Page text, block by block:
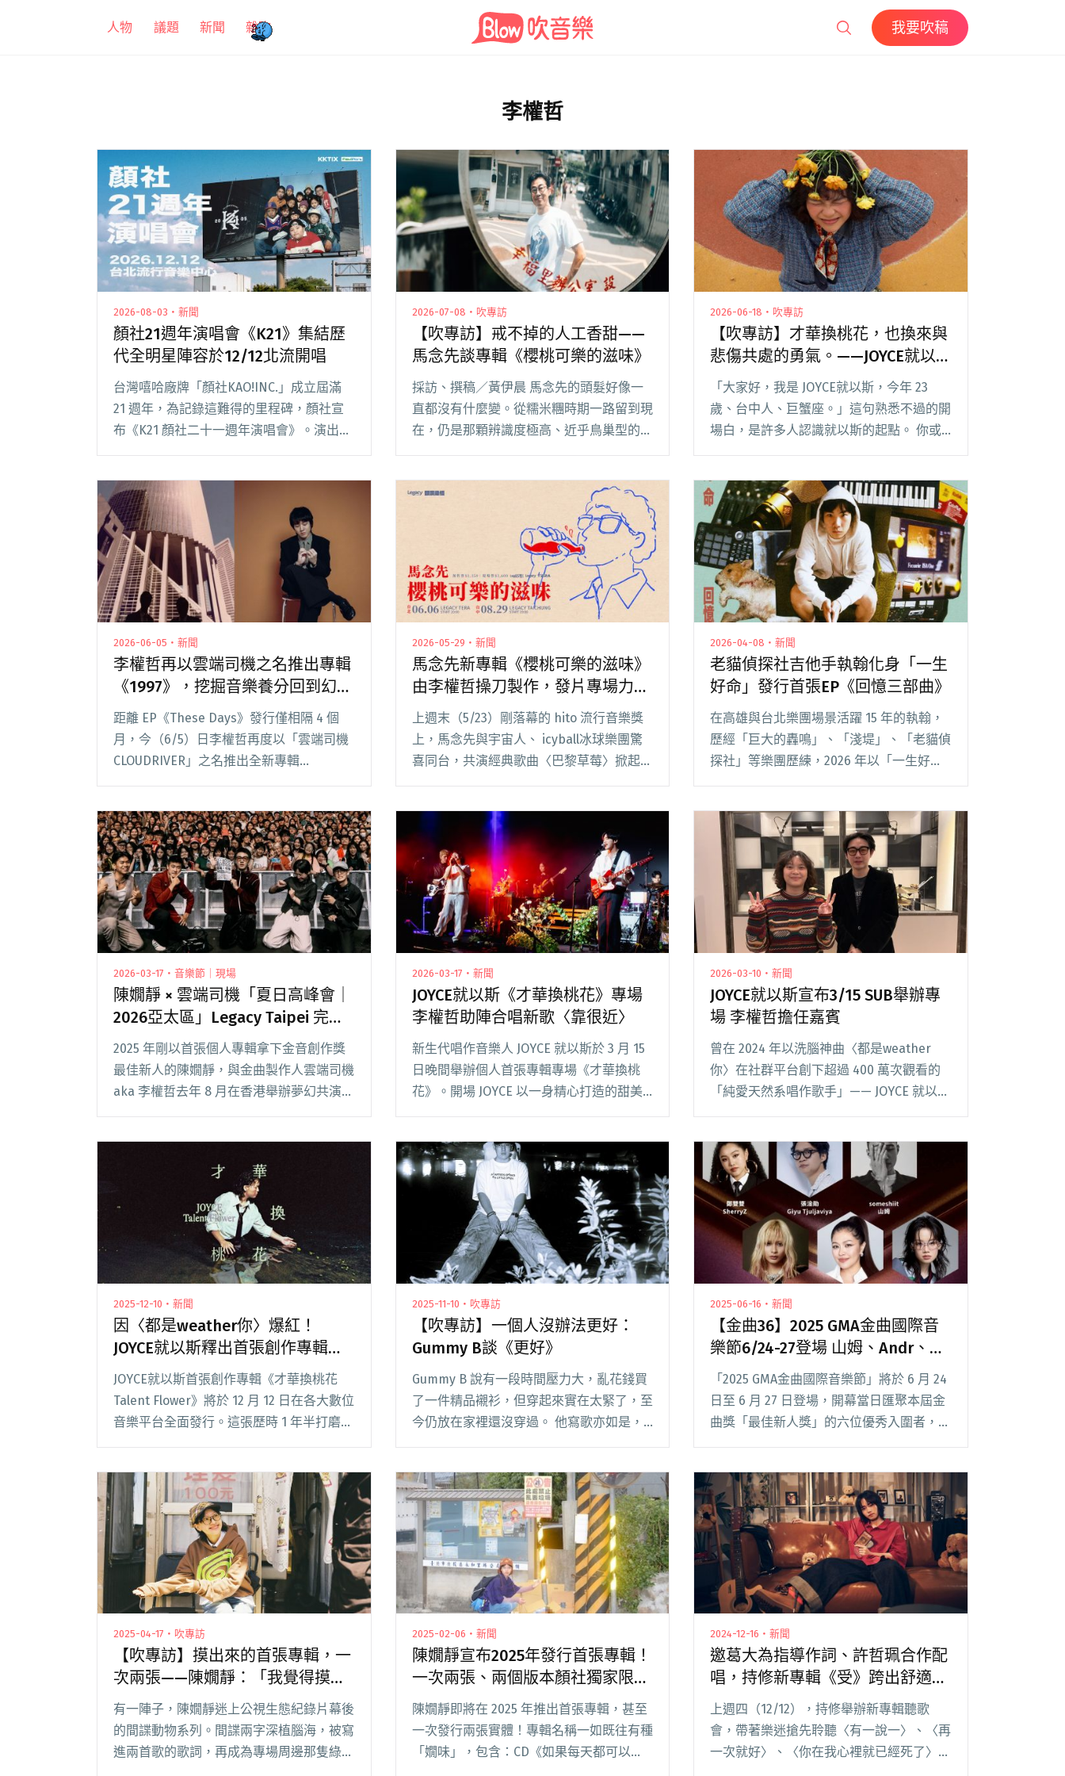
人物 議題 新聞 雜吹 我要吹稿
李權哲
2026-08-03・新聞
顏社21週年演唱會《K21》集結歷
代全明星陣容於12/12北流開唱
台灣嘻哈廠牌「顏社KAO!INC.」成立屆滿
21 週年，為記錄這難得的里程碑，顏社宣
布《K21 顏社二十一週年演唱會》。演出將
於 2026/12/12 (六）登上台北流行音樂中
黃金陣容，顏社歷代成員都閱讀全文 "顏社
21週年演唱會《K21》集結歷代全明星陣容
於12/12北流開唱"
2026-07-08・吹專訪
【吹專訪】戒不掉的人工香甜——
馬念先談專輯《櫻桃可樂的滋味》
採訪、撰稿／黃伊晨 馬念先的頭髮好像一
直都沒有什麼變。從糯米糰時期一路留到現
在，仍是那顆辨識度極高、近乎鳥巢型的捲
髮。這顆「鳥巢頭」幾乎可以代表馬念先的
慢慢留了下來。 他描述許多創作決定時，
也常常是這樣閱讀全文 "【吹專訪】戒不掉
的人工香甜——馬念先談專輯《櫻桃可樂的
2026-06-18・吹專訪
【吹專訪】才華換桃花，也換來與
悲傷共處的勇氣。——JOYCE就以
斯談首張專輯《才華換桃花》
「大家好，我是 JOYCE就以斯，今年 23
歲、台中人、巨蟹座。」這句熟悉不過的開
場白，是許多人認識就以斯的起點。 你或
許看過她獨旅歐洲的「我又被偷了」，被三
笑；又或者透過〈都是 Weather 你〉輕閱
讀全文 "【吹專訪】才華換桃花，也換來與
悲傷共處的勇氣。——JOYCE就以斯談首張
專輯《才華換桃花》"
2026-06-05・新聞
李權哲再以雲端司機之名推出專輯
《1997》，挖掘音樂養分回到幻想
年代
距離 EP《These Days》發行僅相隔 4 個
月，今（6/5）日李權哲再度以「雲端司機
CLOUDRIVER」之名推出全新專輯
共同製作人。 專輯名稱《19閱讀全文 "李權
哲再以雲端司機之名推出專輯《1997》，
挖掘音樂養分回到幻想年代"
2026-05-29・新聞
馬念先新專輯《櫻桃可樂的滋味》
由李權哲操刀製作，發片專場力邀
陳嫺靜擔任嘉賓
上週末（5/23）剛落幕的 hito 流行音樂獎
上，馬念先與宇宙人、 icyball冰球樂團驚
喜同台，共演經典歌曲〈巴黎草莓〉掀起熱
味》正式宣布於 6/6 全面數位上閱讀全文
"馬念先新專輯《櫻桃可樂的滋味》由李權
哲操刀製作，發片專場力邀陳嫺靜擔任嘉
賓"
2026-04-08・新聞
老貓偵探社吉他手執翰化身「一生
好命」發行首張EP《回憶三部曲》
在高雄與台北樂團場景活躍 15 年的執翰，
歷經「巨大的轟鳴」、「淺堤」、「老貓偵
探社」等樂團歷練，2026 年以「一生好
曲〈很久以後〉MV。不同於巨大轟鳴的狂
野閱讀全文 "老貓偵探社吉他手執翰化身
「一生好命」發行首張EP《回憶三部曲》"
2026-03-17・音樂節｜現場
陳嫺靜 × 雲端司機「夏日高峰會｜
2026亞太區」Legacy Taipei 完售
再加場
2025 年剛以首張個人專輯拿下金音創作獎
最佳新人的陳嫺靜，與金曲製作人雲端司機
aka 李權哲去年 8 月在香港舉辦夢幻共演
「夏日高峰會｜2026亞太區」Legacy
Taipei 完售再加場"
2026-03-17・新聞
JOYCE就以斯《才華換桃花》專場
李權哲助陣合唱新歌〈靠很近〉
新生代唱作音樂人 JOYCE 就以斯於 3 月 15
日晚間舉辦個人首張專輯專場《才華換桃
花》。開場 JOYCE 以一身精心打造的甜美
隨即響起，她以穩健的台風與極具閱讀全文
"JOYCE就以斯《才華換桃花》專場 李權哲
助陣合唱新歌〈靠很近〉"
2026-03-10・新聞
JOYCE就以斯宣布3/15 SUB舉辦專
場 李權哲擔任嘉賓
曾在 2024 年以洗腦神曲〈都是weather
你〉在社群平台創下超過 400 萬次觀看的
「純愛天然系唱作歌手」—— JOYCE 就以
閱讀全文 "JOYCE就以斯宣布3/15 SUB舉辦
專場 李權哲擔任嘉賓"
2025-12-10・新聞
因〈都是weather你〉爆紅！
JOYCE就以斯釋出首張創作專輯
《才華換桃花》
JOYCE就以斯首張創作專輯《才華換桃花
Talent Flower》將於 12 月 12 日在各大數位
音樂平台全面發行。這張歷時 1 年半打磨的
同時期與父親道別，閱讀全文 "因〈都是
weather你〉爆紅！JOYCE就以斯釋出首張
創作專輯《才華換桃花》"
2025-11-10・吹專訪
【吹專訪】一個人沒辦法更好：
Gummy B談《更好》
Gummy B 說有一段時間壓力大，亂花錢買
了一件精品襯衫，但穿起來實在太緊了，至
今仍放在家裡還沒穿過。 他寫歌亦如是，
己寫的詞很棒卻沒有錄下來的勇氣，「雖然
寫閱讀全文 "【吹專訪】一個人沒辦法更
好：Gummy B談《更好》"
2025-06-16・新聞
【金曲36】2025 GMA金曲國際音
樂節6/24-27登場 山姆、Andr、鄭
雙雙、陳泳希等新聲輪番獻唱
「2025 GMA金曲國際音樂節」將於 6 月 24
日至 6 月 27 日登場，開幕當日匯聚本屆金
曲獎「最佳新人獎」的六位優秀入圍者，包
Andr、迷幻女聲閱讀全文 "【金曲36】
2025 GMA金曲國際音樂節6/24-27登場 山
姆、Andr、鄭雙雙、陳泳希等新聲輪番獻
唱"
2025-04-17・吹專訪
【吹專訪】摸出來的首張專輯，一
次兩張——陳嫺靜：「我覺得摸東
西這件事情是很 happy 的。」
有一陣子，陳嫺靜迷上公視生態紀錄片幕後
的間諜動物系列。間諜兩字深植腦海，被寫
進兩首歌的歌詞，再成為專場周邊那隻綠色
2025-02-06・新聞
陳嫺靜宣布2025年發行首張專輯！
一次兩張、兩個版本顏社獨家限量
預購中
陳嫺靜即將在 2025 年推出首張專輯，甚至
一次發行兩張實體！專輯名稱一如既往有種
「嫺味」，包含：CD《如果每天都可以
2024-12-16・新聞
邀葛大為指導作詞、許哲珮合作配
唱，持修新專輯《受》跨出舒適圈
追尋「失心的愛」
上週四（12/12），持修舉辦新專輯聽歌
會，帶著樂迷搶先聆聽〈有一說一〉、〈再
一次就好〉、〈你在我心裡就已經死了〉、